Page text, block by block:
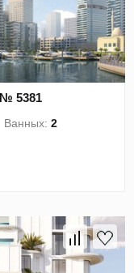
№ 5381
Ванных:2